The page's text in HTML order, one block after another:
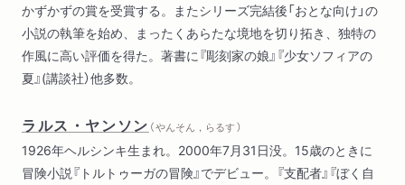
かずかずの賞を受賞する。またシリーズ完結後「おとな向け」の
小説の執筆を始め、まったくあらたな境地を切り拓き、独特の
作風に高い評価を得た。著書に『彫刻家の娘』『少女ソフィアの
夏』(講談社）他多数。
ラルス・ヤンソン （ やんそん，らるす ）
1926年ヘルシンキ生まれ。2000年7月31日没。15歳のときに
冒険小説『トルトゥーガの冒険』でデビュー。『支配者』『ぼく自